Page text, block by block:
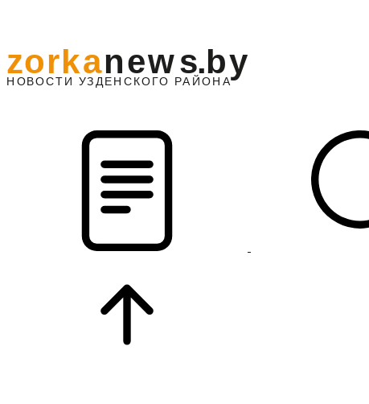
НО ВОСТИ УЗДЕНС КО ГО РАЙОНА
zorkanews.by